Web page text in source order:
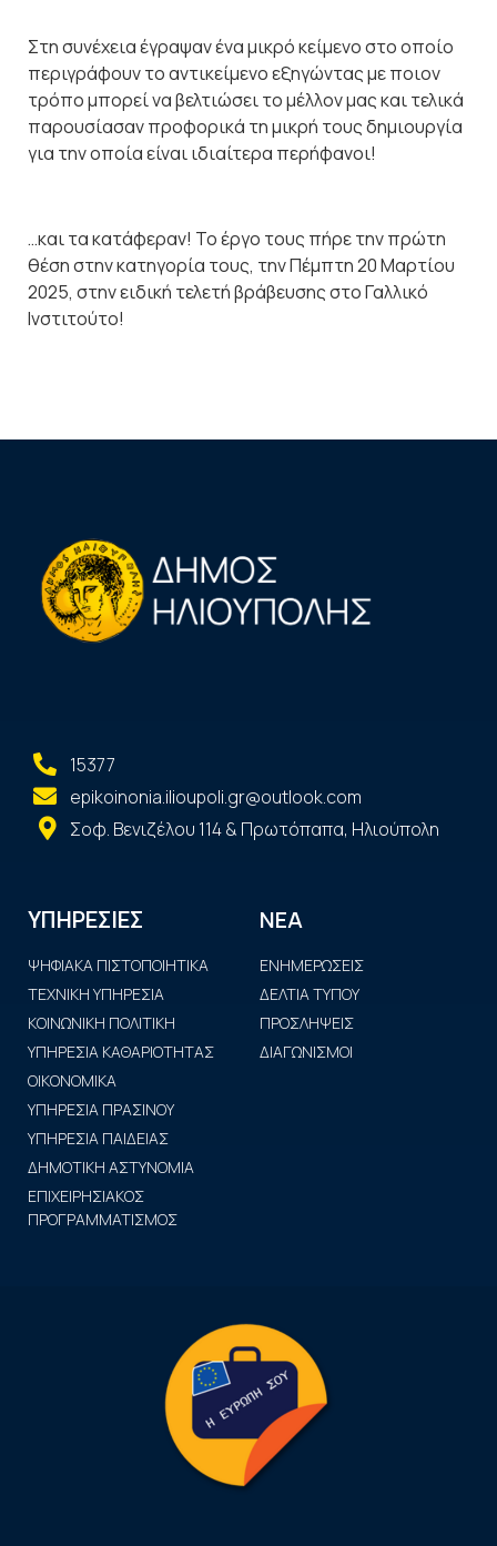
Στη συνέχεια έγραψαν ένα μικρό κείμενο στο οποίο
περιγράφουν το αντικείμενο εξηγώντας με ποιον
τρόπο μπορεί να βελτιώσει το μέλλον μας και τελικά
παρουσίασαν προφορικά τη μικρή τους δημιουργία
για την οποία είναι ιδιαίτερα περήφανοι!
…και τα κατάφεραν! Το έργο τους πήρε την πρώτη
θέση στην κατηγορία τους, την Πέμπτη 20 Μαρτίου
2025, στην ειδική τελετή βράβευσης στο Γαλλικό
Ινστιτούτο!
15377
epikoinonia.ilioupoli.gr@outlook.com
Σοφ. Βενιζέλου 114 & Πρωτόπαπα, Ηλιούπολη
ΥΠΗΡΕΣΙΕΣ
ΨΗΦΙΑΚΑ ΠΙΣΤΟΠΟΙΗΤΙΚΑ
ΤΕΧΝΙΚΗ ΥΠΗΡΕΣΙΑ
ΚΟΙΝΩΝΙΚΗ ΠΟΛΙΤΙΚΗ
ΥΠΗΡΕΣΙΑ ΚΑΘΑΡΙΟΤΗΤΑΣ
ΟΙΚΟΝΟΜΙΚΑ
ΥΠΗΡΕΣΙΑ ΠΡΑΣΙΝΟΥ
ΥΠΗΡΕΣΙΑ ΠΑΙΔΕΙΑΣ
ΔΗΜΟΤΙΚΗ ΑΣΤΥΝΟΜΙΑ
ΕΠΙΧΕΙΡΗΣΙΑΚΟΣ
ΠΡΟΓΡΑΜΜΑΤΙΣΜΟΣ
ΝΕΑ
ΕΝΗΜΕΡΩΣΕΙΣ
ΔΕΛΤΙΑ ΤΥΠΟΥ
ΠΡΟΣΛΗΨΕΙΣ
ΔΙΑΓΩΝΙΣΜΟΙ